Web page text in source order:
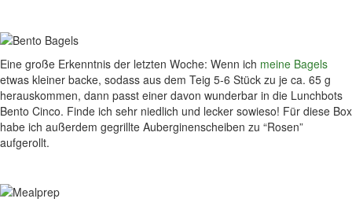
Eine große Erkenntnis der letzten Woche: Wenn ich meine Bagels
etwas kleiner backe, sodass aus dem Teig 5-6 Stück zu je ca. 65 g
herauskommen, dann passt einer davon wunderbar in die Lunchbots
Bento Cinco. Finde ich sehr niedlich und lecker sowieso! Für diese Box
habe ich außerdem gegrillte Auberginenscheiben zu “Rosen”
aufgerollt.